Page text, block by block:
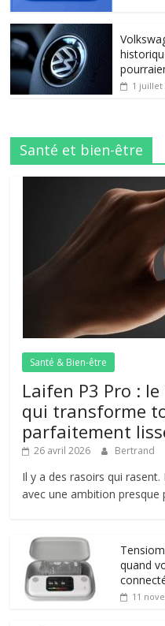
1 juillet
Santé et bien-être
Santé & Bien-être
Laifen P3 Pro :
qui transforme
parfaitement
26 avril 2026 Bertrand
Il y a des rasoirs qui
avec une ambition presque
quand
11